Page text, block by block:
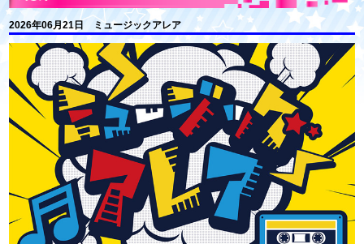
2026年06月21日 ミュージックアレア